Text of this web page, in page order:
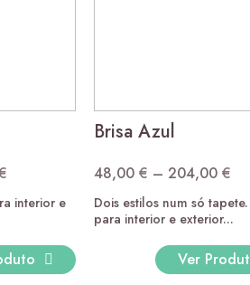
Brisa Azul
– 204,00 € Price
range:
through
204,00 €
interior e
Brisa Azul
48,00 € – 204,00 €
Dois estilos num só
para interior e exterior...
Ver